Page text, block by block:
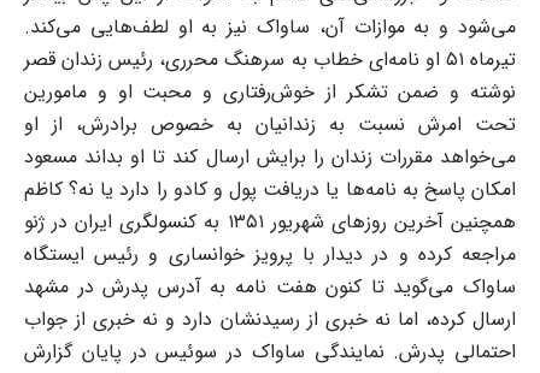
می‌شود و به موازات آن، ساواک نیز به او لطف‌هایی می‌کند.
تیرماه ۵۱ او نامه‌ای خطاب به سرهنگ محرری، رئیس زندان قصر
نوشته و ضمن تشکر از خوش‌رفتاری و محبت او و مامورین
تحت امرش نسبت به زندانیان به خصوص برادرش، از او
می‌خواهد مقررات زندان را برایش ارسال کند تا او بداند مسعود
امکان پاسخ به نامه‌ها یا دریافت پول و کادو را دارد یا نه؟ کاظم
همچنین آخرین روزهای شهریور ۱۳۵۱ به کنسولگری ایران در ژنو
مراجعه کرده و در دیدار با پرویز خوانساری و رئیس ایستگاه
ساواک می‌گوید تا کنون هفت نامه به آدرس پدرش در مشهد
ارسال کرده، اما نه خبری از رسیدنشان دارد و نه خبری از جواب
احتمالی پدرش. نمایندگی ساواک در سوئیس در پایان گزارش